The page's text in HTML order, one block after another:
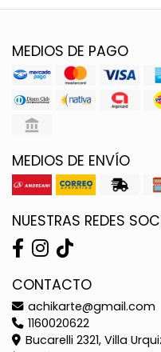
MEDIOS DE PAGO
MEDIOS DE ENVÍO
NUESTRAS REDES
CONTACTO
achikarte@gmail.com
1160020622
Bucarelli 2321, Villa